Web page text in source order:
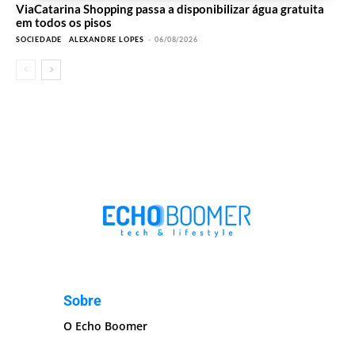
ViaCatarina Shopping passa a disponibilizar água gratuita
em todos os pisos
SOCIEDADE ALEXANDRE LOPES - 06/08/2026
Sobre
O Echo Boomer